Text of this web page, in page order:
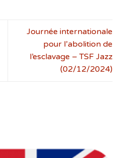
Journée internationale
pour l’abolition de
l’esclavage – TSF Jazz
(02/12/2024)